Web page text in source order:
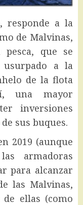
responde a la
de Malvinas,
que se
a la
de la flota
una mayor
inversiones
sus buques.
2019 (aunque
armadoras
para alcanzar
las Malvinas,
de ellas (como